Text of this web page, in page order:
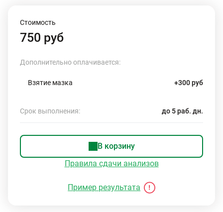
Стоимость
750 руб
Дополнительно оплачивается:
Взятие мазка +300 руб
Срок выполнения: до 5 раб. дн.
В корзину
Правила сдачи анализов
Пример результата